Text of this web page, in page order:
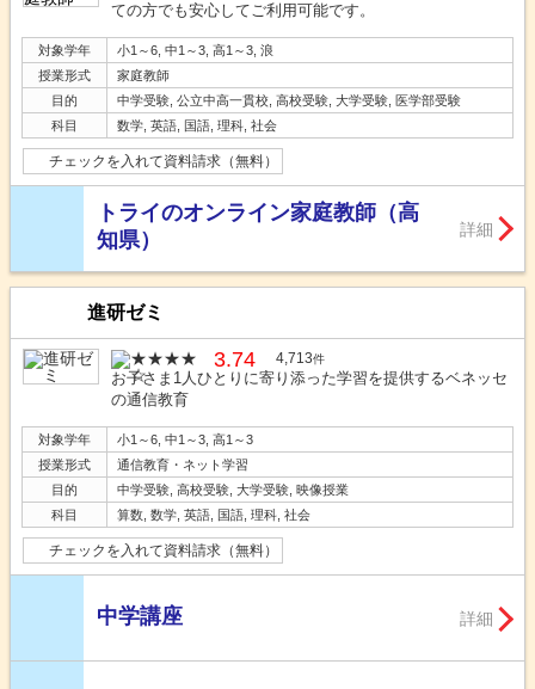
ての方でも安心してご利用可能です。
対象学年
小1～6, 中1～3, 高1～3, 浪
授業形式
家庭教師
目的
中学受験, 公立中高一貫校, 高校受験, 大学受験, 医学部受験
科目
数学, 英語, 国語, 理科, 社会
チェックを入れて資料請求（無料）
トライのオンライン家庭教師（高
知県）
詳細
進研ゼミ
3.74 4,713件
お子さま1人ひとりに寄り添った学習を提供するベネッセ
の通信教育
対象学年
小1～6, 中1～3, 高1～3
授業形式
通信教育・ネット学習
目的
中学受験, 高校受験, 大学受験, 映像授業
科目
算数, 数学, 英語, 国語, 理科, 社会
チェックを入れて資料請求（無料）
中学講座 詳細